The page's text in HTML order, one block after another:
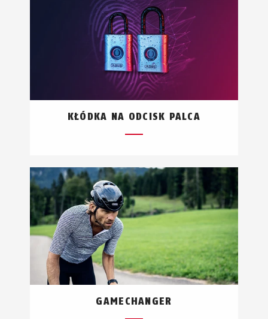
KŁÓDKA NA ODCISK PALCA
GAMECHANGER